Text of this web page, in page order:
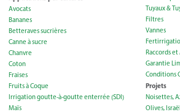
Avocats
Bananes
Betteraves sucrières
Canne à sucre
Chanvre
Coton
Fraises
Fruits à Coque
Irrigation goutte-à-goutte enterrée (SDI)
Maïs
Tuyaux &
Filtres
Vannes
Raccords et
Garantie
Conditions
Projets
Noisettes,
Olives, Israël